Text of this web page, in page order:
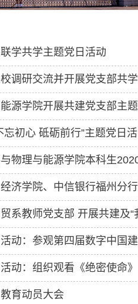
学共学主题党日活动
调研交流并开展党支部共
源学院开展共建党支部主
初心 砥砺前行”主题党日
物理与能源学院本科生
济学院、中信银行福州分
系教师党支部 开展共建及“
动：参观第四届数字中国
动：组织观看《绝密使命》
育动员大会